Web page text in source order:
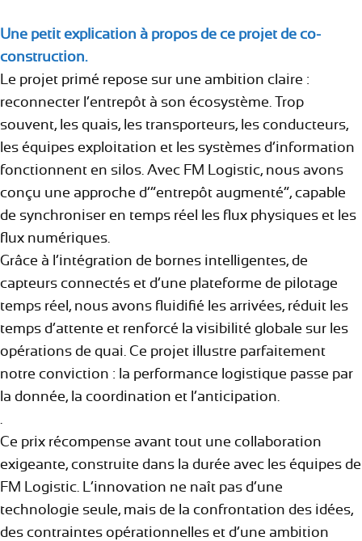
Une petit explication à propos de ce projet de co-
construction.
Le projet primé repose sur une ambition claire :
reconnecter l’entrepôt à son écosystème. Trop
souvent, les quais, les transporteurs, les conducteurs,
les équipes exploitation et les systèmes d’information
fonctionnent en silos. Avec FM Logistic, nous avons
conçu une approche d’“entrepôt augmenté”, capable
de synchroniser en temps réel les flux physiques et les
flux numériques.
Grâce à l’intégration de bornes intelligentes, de
capteurs connectés et d’une plateforme de pilotage
temps réel, nous avons fluidifié les arrivées, réduit les
temps d’attente et renforcé la visibilité globale sur les
opérations de quai. Ce projet illustre parfaitement
notre conviction : la performance logistique passe par
la donnée, la coordination et l’anticipation.
Ce prix récompense avant tout une collaboration
exigeante, construite dans la durée avec les équipes de
FM Logistic. L’innovation ne naît pas d’une
technologie seule, mais de la confrontation des idées,
des contraintes opérationnelles et d’une ambition